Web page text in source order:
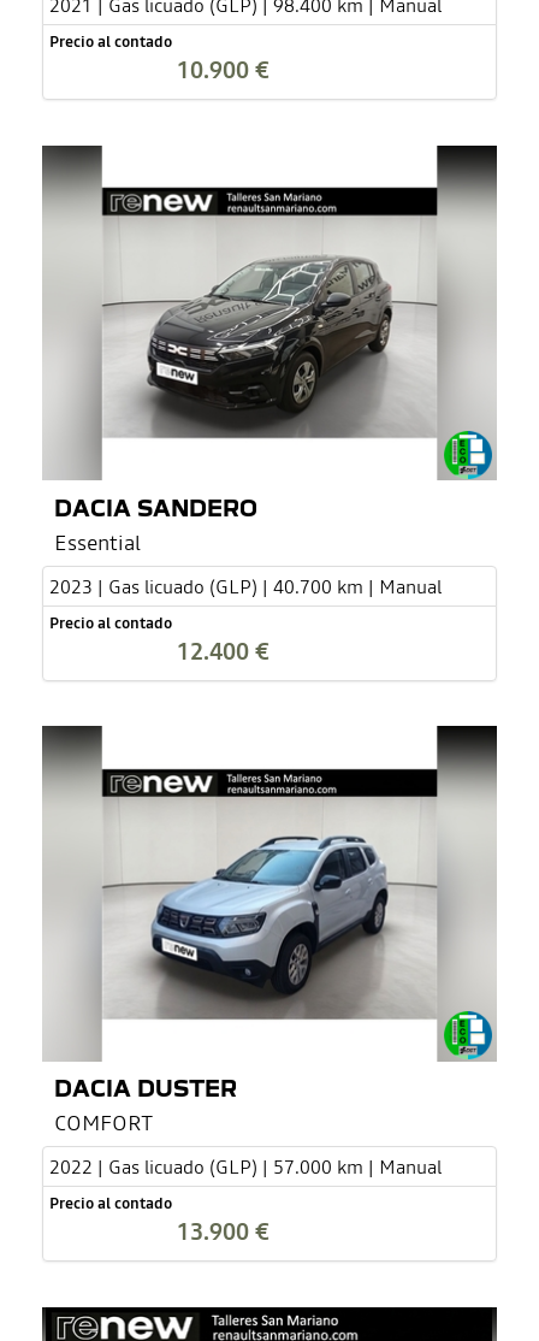
Precio al contado
10.900 €
DACIA SANDERO
Essential
2023 | Gas licuado (GLP) | 40.700 km | Manual
Precio al contado
12.400 €
DACIA DUSTER
COMFORT
2022 | Gas licuado (GLP) | 57.000 km | Manual
Precio al contado
13.900 €